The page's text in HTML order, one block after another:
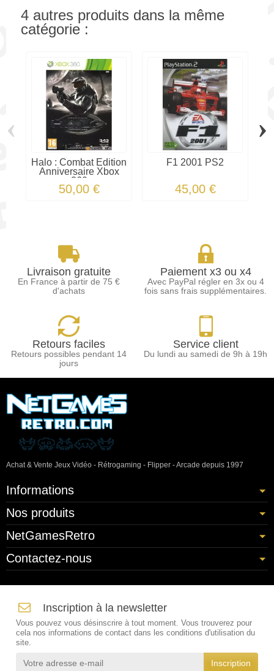
4 autres produits dans la même
catégorie :
Halo : Combat Édition
Anniversaire Xbox
360
50,00 €
F1 2001 PS2
45,00 €
‹ ›
Livraison gratuite
En France à partir de 75 €
d'achats
Paiement x3 ou x4
Avec PayPal régler en 3x ou 4
fois sans frais supplémentaires.
Retours faciles
Retours possibles pendant 14
jours
Service client
Du lundi au samedi de 9h à 19h
Achat & Vente Jeux Vidéo - Rétrogaming - Flipper - Arcade depuis 1997
Informations
Nos produits
NetGamesRetro
Contactez-nous
Inscription à la newsletter
Vous pouvez vous désinscrire à tout moment. Vous trouverez pour
cela nos informations de contact dans les conditions d'utilisation du
site.